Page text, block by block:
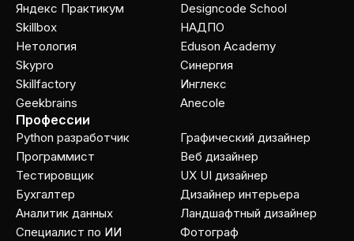
Яндекс Практикум
Skillbox
Нетология
Skypro
Skillfactory
Geekbrains
Designcode School
НАДПО
Eduson Academy
Cинергия
Инглекс
Anecole
Профессии
Python разработчик
Программист
Тестировщик
Бухгалтер
Аналитик данных
Специалист по ИИ
Графический дизайнер
Веб дизайнер
UX UI дизайнер
Дизайнер интерьера
Ландшафтный дизайнер
Фотограф